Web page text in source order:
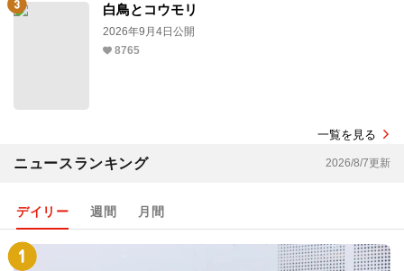
白鳥とコウモリ
2026年9月4日公開
8765
一覧を見る
ニュースランキング 2026/8/7更新
デイリー 週間 月間